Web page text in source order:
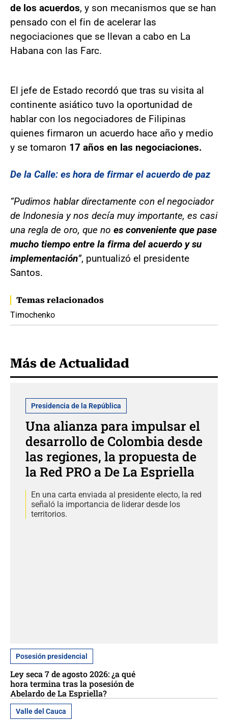
de los acuerdos, y son mecanismos que se han
pensado con el fin de acelerar las
negociaciones que se llevan a cabo en La
Habana con las Farc.
El jefe de Estado recordó que tras su visita al
continente asiático tuvo la oportunidad de
hablar con los negociadores de Filipinas
quienes firmaron un acuerdo hace año y medio
y se tomaron 17 años en las negociaciones.
De la Calle: es hora de firmar el acuerdo de paz
“Pudimos hablar directamente con el negociador
de Indonesia y nos decía muy importante, es casi
una regla de oro, que no es conveniente que pase
mucho tiempo entre la firma del acuerdo y su
implementación”, puntualizó el presidente
Santos.
Temas relacionados
Timochenko
Más de Actualidad
Presidencia de la República
Una alianza para impulsar el
desarrollo de Colombia desde
las regiones, la propuesta de
la Red PRO a De La Espriella
En una carta enviada al presidente electo, la red
señaló la importancia de liderar desde los
territorios.
Posesión presidencial
Ley seca 7 de agosto 2026: ¿a qué
hora termina tras la posesión de
Abelardo de La Espriella?
Valle del Cauca